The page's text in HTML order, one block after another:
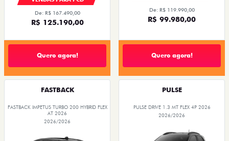
De: R$ 167.490,00
R$ 125.190,00
Quero agora!
De: R$ 119.990,00
R$ 99.980,00
Quero agora!
FASTBACK
FASTBACK IMPETUS TURBO 200 HYBRID FLEX
AT 2026
2026/2026
PULSE
PULSE DRIVE 1.3 MT FLEX 4P 2026
2026/2026